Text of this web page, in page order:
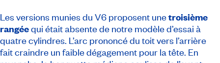
Les versions munies du V6 proposent unetroisième
rangéequi était absente de notre modèle d’essai à
quatre cylindres. L’arc prononcé du toit vers l’arrière
fait craindre un faible dégagement pour la tête. En